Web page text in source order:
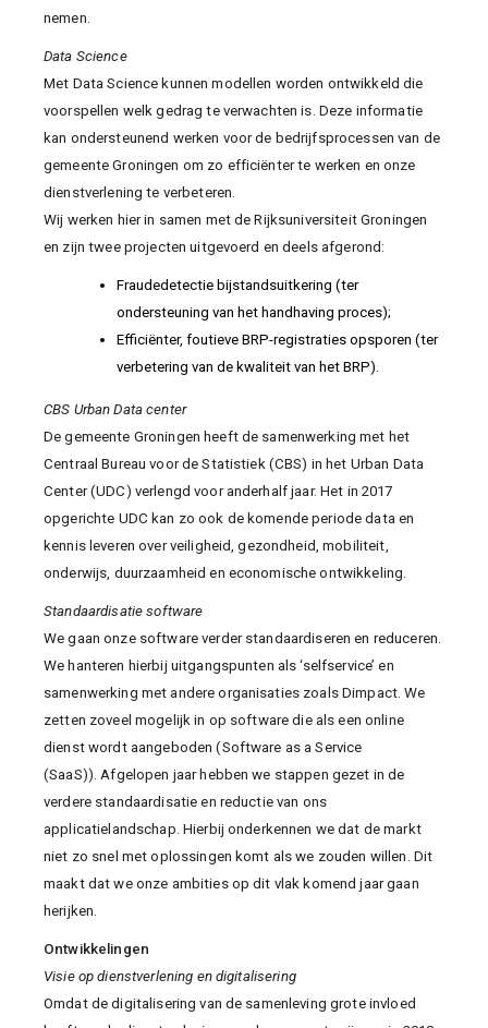
nemen.
Data Science
Met Data Science kunnen modellen worden ontwikkeld die
voorspellen welk gedrag te verwachten is. Deze informatie
kan ondersteunend werken voor de bedrijfsprocessen van de
gemeente Groningen om zo efficiënter te werken en onze
dienstverlening te verbeteren.
Wij werken hier in samen met de Rijksuniversiteit Groningen
en zijn twee projecten uitgevoerd en deels afgerond:
Fraudedetectie bijstandsuitkering (ter
ondersteuning van het handhaving proces);
Efficiënter, foutieve BRP-registraties opsporen (ter
verbetering van de kwaliteit van het BRP).
CBS Urban Data center
De gemeente Groningen heeft de samenwerking met het
Centraal Bureau voor de Statistiek (CBS) in het Urban Data
Center (UDC) verlengd voor anderhalf jaar. Het in 2017
opgerichte UDC kan zo ook de komende periode data en
kennis leveren over veiligheid, gezondheid, mobiliteit,
onderwijs, duurzaamheid en economische ontwikkeling.
Standaardisatie software
We gaan onze software verder standaardiseren en reduceren.
We hanteren hierbij uitgangspunten als ‘selfservice’ en
samenwerking met andere organisaties zoals Dimpact. We
zetten zoveel mogelijk in op software die als een online
dienst wordt aangeboden (Software as a Service
(SaaS)). Afgelopen jaar hebben we stappen gezet in de
verdere standaardisatie en reductie van ons
applicatielandschap. Hierbij onderkennen we dat de markt
niet zo snel met oplossingen komt als we zouden willen. Dit
maakt dat we onze ambities op dit vlak komend jaar gaan
herijken.
Ontwikkelingen
Visie op dienstverlening en digitalisering
Omdat de digitalisering van de samenleving grote invloed